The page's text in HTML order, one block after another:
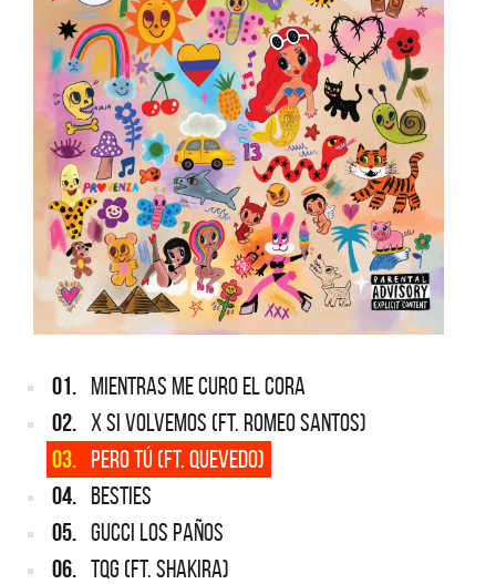
01. MIENTRAS ME CURO EL CORA
02. X SI VOLVEMOS (FT. ROMEO SANTOS)
03. PERO TÚ (FT. QUEVEDO)
04. BESTIES
05. GUCCI LOS PAÑOS
06. TQG (FT. SHAKIRA)